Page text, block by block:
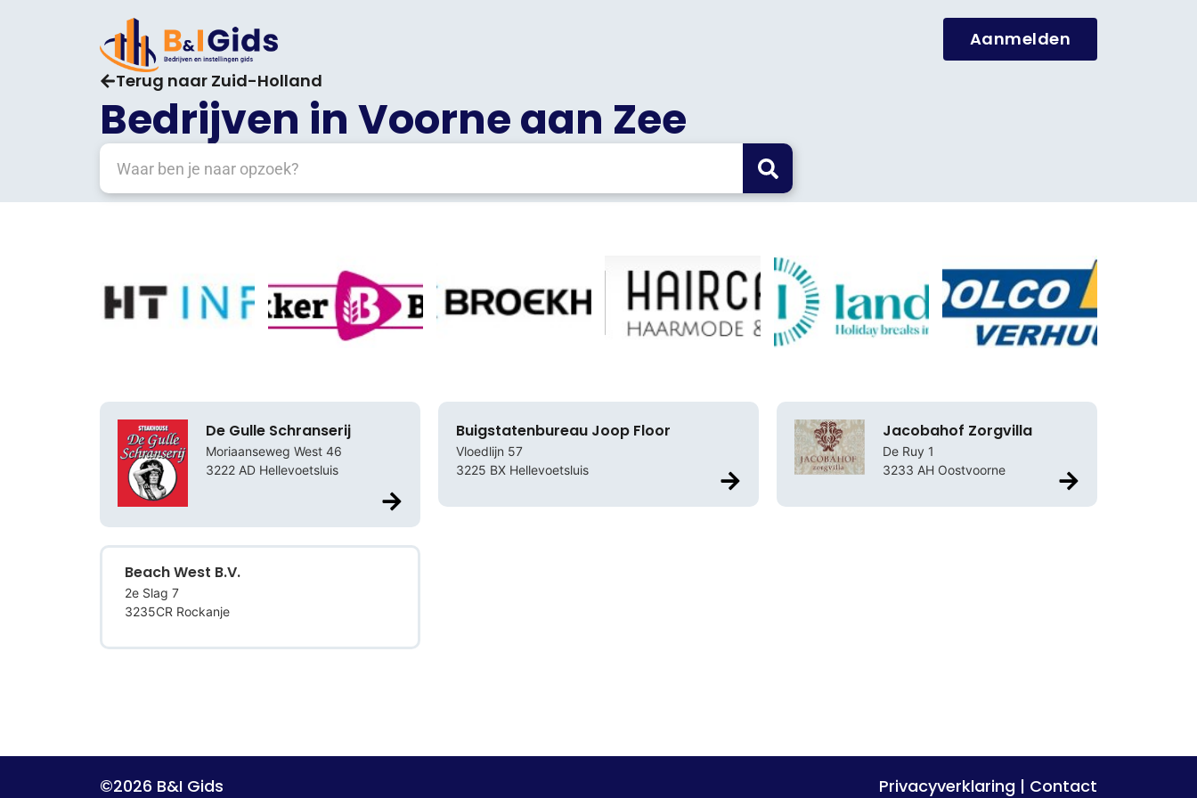
Aanmelden
Terug naar Zuid-Holland
Bedrijven in Voorne aan Zee
De Gulle Schranserij
Moriaanseweg West 46
3222 AD Hellevoetsluis
Buigstatenbureau Joop Floor
Vloedlijn 57
3225 BX Hellevoetsluis
Jacobahof Zorgvilla
De Ruy 1
3233 AH Oostvoorne
Beach West B.V.
2e Slag 7
3235CR Rockanje
©2026 B&I Gids Privacyverklaring | Contact